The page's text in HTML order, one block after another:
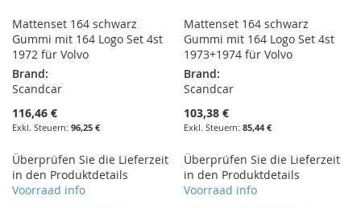
Mattenset 164 schwarz
Gummi mit 164 Logo Set 4st
1972 für Volvo
Brand:
Scandcar
116,46 €
96,25 €
Überprüfen Sie die Lieferzeit
in den Produktdetails
Voorraad info
Mattenset 164 schwarz
Gummi mit 164 Logo Set 4st
1973+1974 für Volvo
Brand:
Scandcar
103,38 €
85,44 €
Überprüfen Sie die Lieferzeit
in den Produktdetails
Voorraad info